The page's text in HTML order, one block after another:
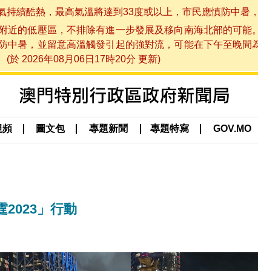
持續酷熱，最高氣溫將達到33度或以上，市民應慎防中暑
近的低壓區，不排除有進一步發展及移向南海北部的可
中暑，並留意高溫觸發引起的強對流，可能在下午至晚
(於 2026年08月06日17時20分 更新)
頻 圖文包 專題新聞 專題特寫 GOV.MO
2023」行動